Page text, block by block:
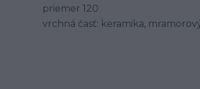
priemer 120
vrchná časť: keramika,